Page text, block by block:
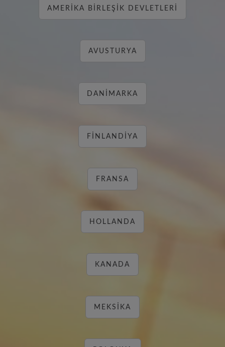
AMERIKA BIRLEŞIK DEVLETLERI
AVUSTURYA
DANIMARKA
FINLANDIYA
FRANSA
HOLLANDA
KANADA
MEKSIKA